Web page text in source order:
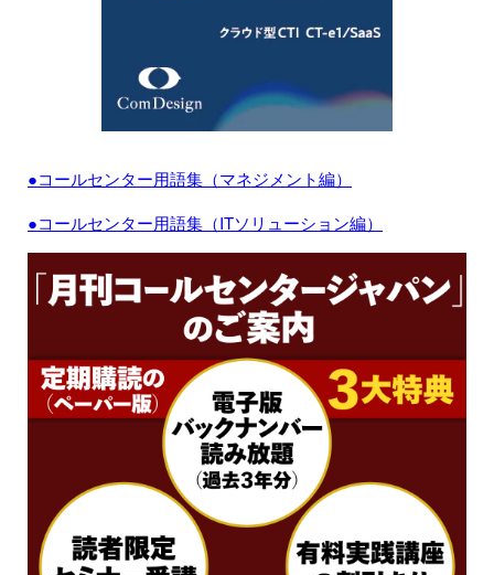
●コールセンター用語集（マネジメント編）
●コールセンター用語集（ITソリューション編）